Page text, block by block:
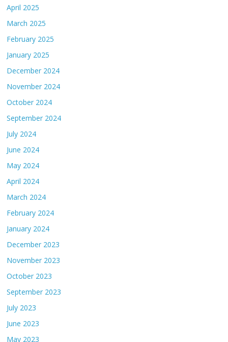
April 2025
March 2025
February 2025
January 2025
December 2024
November 2024
October 2024
September 2024
July 2024
June 2024
May 2024
April 2024
March 2024
February 2024
January 2024
December 2023
November 2023
October 2023
September 2023
July 2023
June 2023
May 2023